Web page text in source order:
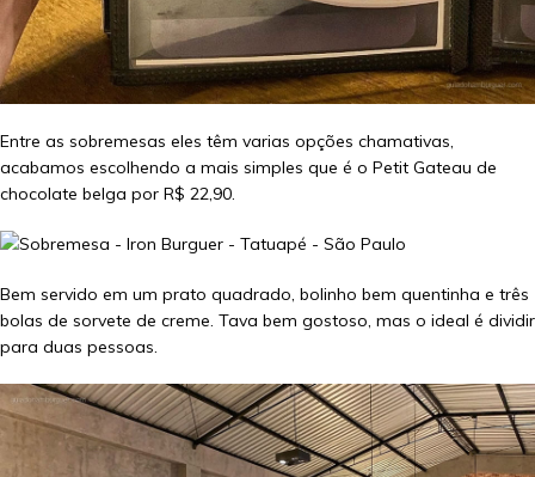
Entre as sobremesas eles têm varias opções chamativas,
acabamos escolhendo a mais simples que é o Petit Gateau de
chocolate belga por R$ 22,90.
Bem servido em um prato quadrado, bolinho bem quentinha e três
bolas de sorvete de creme. Tava bem gostoso, mas o ideal é dividir
para duas pessoas.